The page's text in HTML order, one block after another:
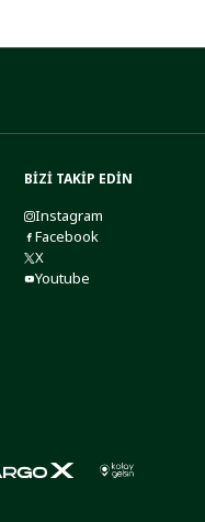
BİZİ TAKİP EDİN
Instagram
Facebook
X
Youtube